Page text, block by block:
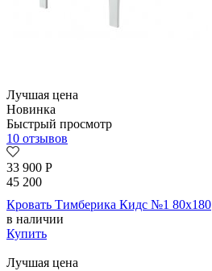
Лучшая цена
Новинка
Быстрый просмотр
10 отзывов
33 900 Р
45 200
Кровать Тимберика Кидс №1 80х180
в наличии
Купить
Лучшая цена